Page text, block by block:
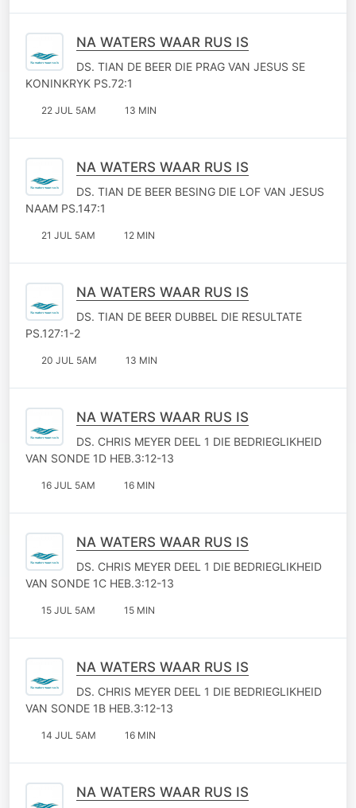
NA WATERS WAAR RUS IS
DS. TIAN DE BEER DIE PRAG VAN JESUS SE
KONINKRYK PS.72:1
22 JUL 5AM 13 MIN
NA WATERS WAAR RUS IS
DS. TIAN DE BEER BESING DIE LOF VAN JESUS
NAAM PS.147:1
21 JUL 5AM 12 MIN
NA WATERS WAAR RUS IS
DS. TIAN DE BEER DUBBEL DIE RESULTATE
PS.127:1-2
20 JUL 5AM 13 MIN
NA WATERS WAAR RUS IS
DS. CHRIS MEYER DEEL 1 DIE BEDRIEGLIKHEID
VAN SONDE 1D HEB.3:12-13
16 JUL 5AM 16 MIN
NA WATERS WAAR RUS IS
DS. CHRIS MEYER DEEL 1 DIE BEDRIEGLIKHEID
VAN SONDE 1C HEB.3:12-13
15 JUL 5AM 15 MIN
NA WATERS WAAR RUS IS
DS. CHRIS MEYER DEEL 1 DIE BEDRIEGLIKHEID
VAN SONDE 1B HEB.3:12-13
14 JUL 5AM 16 MIN
NA WATERS WAAR RUS IS